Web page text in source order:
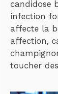
candidose
infection
affecte la
affection,
toucher